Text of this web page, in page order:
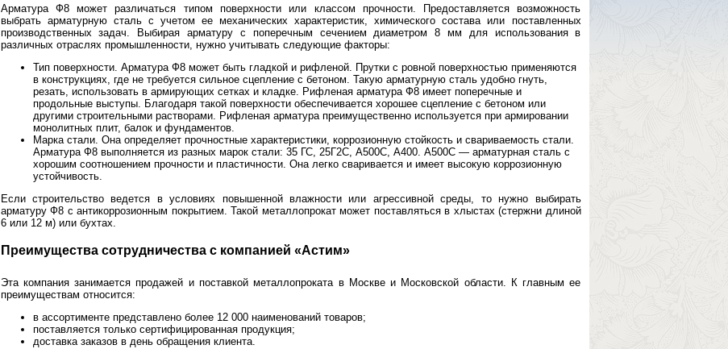
Арматура Ф8 может различаться типом поверхности или классом прочности. Предоставляется возможность
выбрать арматурную сталь с учетом ее механических характеристик, химического состава или поставленных
производственных задач. Выбирая арматуру с поперечным сечением диаметром 8 мм для использования в
различных отраслях промышленности, нужно учитывать следующие факторы:
Тип поверхности. Арматура Ф8 может быть гладкой и рифленой. Прутки с ровной поверхностью применяются
в конструкциях, где не требуется сильное сцепление с бетоном. Такую арматурную сталь удобно гнуть,
резать, использовать в армирующих сетках и кладке. Рифленая арматура Ф8 имеет поперечные и
продольные выступы. Благодаря такой поверхности обеспечивается хорошее сцепление с бетоном или
другими строительными растворами. Рифленая арматура преимущественно используется при армировании
монолитных плит, балок и фундаментов.
Марка стали. Она определяет прочностные характеристики, коррозионную стойкость и свариваемость стали.
Арматура Ф8 выполняется из разных марок стали: 35 ГС, 25Г2С, А500С, А400. А500С — арматурная сталь с
хорошим соотношением прочности и пластичности. Она легко сваривается и имеет высокую коррозионную
устойчивость.
Если строительство ведется в условиях повышенной влажности или агрессивной среды, то нужно выбирать
арматуру Ф8 с антикоррозионным покрытием. Такой металлопрокат может поставляться в хлыстах (стержни длиной
6 или 12 м) или бухтах.
Преимущества сотрудничества с компанией «Астим»
Эта компания занимается продажей и поставкой металлопроката в Москве и Московской области. К главным ее
преимуществам относится:
в ассортименте представлено более 12 000 наименований товаров;
поставляется только сертифицированная продукция;
доставка заказов в день обращения клиента.